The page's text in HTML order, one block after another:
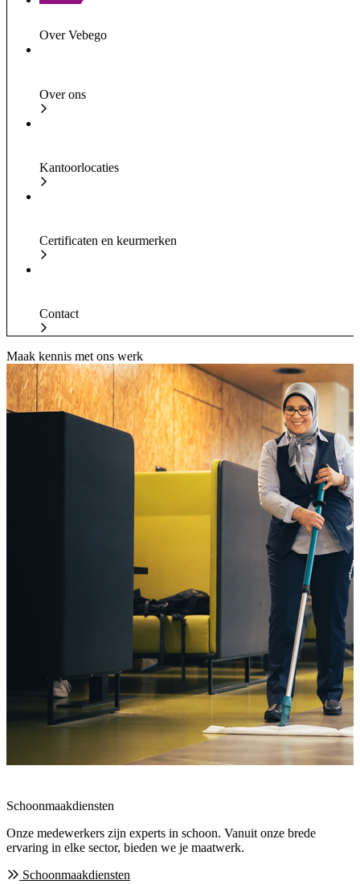
Over Vebego
Over ons
Kantoorlocaties
Certificaten en keurmerken
Contact
Maak kennis met ons werk
Schoonmaakdiensten
Onze medewerkers zijn experts in schoon. Vanuit onze brede
ervaring in elke sector, bieden we je maatwerk.
Schoonmaakdiensten